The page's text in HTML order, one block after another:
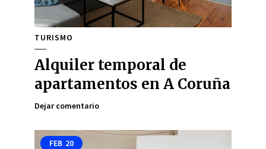
TURISMO
Alquiler temporal de
apartamentos en A Coruña
Dejar comentario
FEB 20